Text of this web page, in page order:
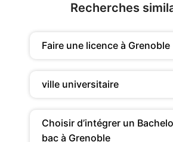
Recherches
Faire une licence à Grenoble
ville universitaire
Choisir d’intégrer un
bac à Grenoble